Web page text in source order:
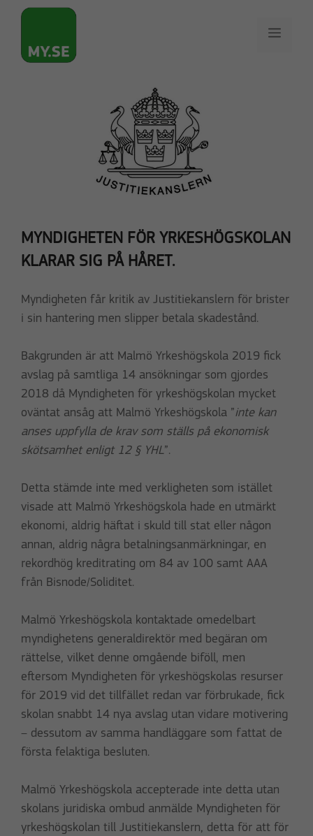
Hoppa
innehåll
Meny
MYNDIGHETEN FÖR YRKESHÖGSKOLAN
KLARAR SIG PÅ HÅRET.
Myndigheten får kritik av Justitiekanslern för brister
i sin hantering men slipper betala skadestånd.
Bakgrunden är att Malmö Yrkeshögskola 2019 fick
avslag på samtliga 14 ansökningar som gjordes
2018 då Myndigheten för yrkeshögskolan mycket
oväntat ansåg att Malmö Yrkeshögskola ”inte kan
anses uppfylla de krav som ställs på ekonomisk
skötsamhet enligt 12 § YHL”.
Detta stämde inte med verkligheten som istället
visade att Malmö Yrkeshögskola hade en utmärkt
ekonomi, aldrig häftat i skuld till stat eller någon
annan, aldrig några betalningsanmärkningar, en
rekordhög kreditrating om 84 av 100 samt AAA
från Bisnode/Soliditet.
Malmö Yrkeshögskola kontaktade omedelbart
myndighetens generaldirektör med begäran om
rättelse, vilket denne omgående biföll, men
eftersom Myndigheten för yrkeshögskolas resurser
för 2019 vid det tillfället redan var förbrukade, fick
skolan snabbt 14 nya avslag utan vidare motivering
– dessutom av samma handläggare som fattat de
första felaktiga besluten.
Malmö Yrkeshögskola accepterade inte detta utan
skolans juridiska ombud anmälde Myndigheten för
yrkeshögskolan till Justitiekanslern, detta för att för